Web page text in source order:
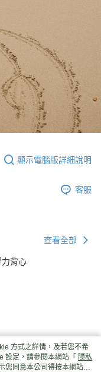
顯示電腦版詳細說明
客服
查看全部
背心
方式之詳情，及若您不希
設定，請參閱本網站「 隱私
您同意本公司得按本網站使